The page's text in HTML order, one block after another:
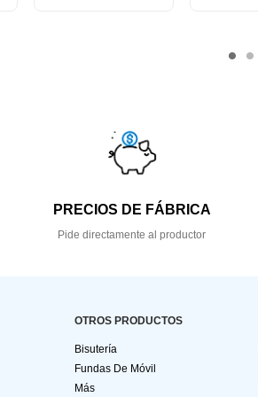
PRECIOS DE FÁBRICA
Pide directamente al productor
OTROS PRODUCTOS
Bisutería
Fundas De Móvil
Más